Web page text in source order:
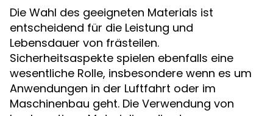
Die Wahl des geeigneten Materials ist
entscheidend für die Leistung und
Lebensdauer von frästeilen.
Sicherheitsaspekte spielen ebenfalls eine
wesentliche Rolle, insbesondere wenn es um
Anwendungen in der Luftfahrt oder im
Maschinenbau geht. Die Verwendung von